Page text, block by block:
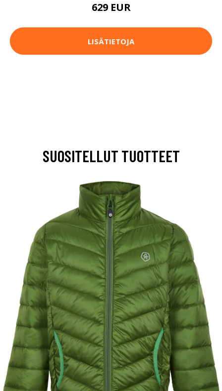
629 EUR
LISÄTIETOJA
SUOSITELLUT TUOTTEET